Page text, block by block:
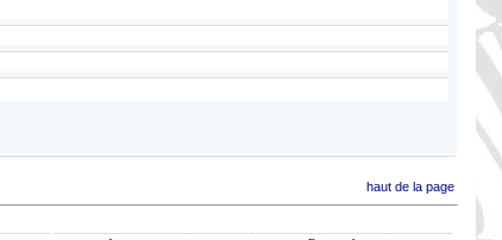
haut de la page